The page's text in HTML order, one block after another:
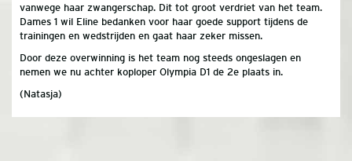
vanwege haar zwangerschap. Dit tot groot verdriet van het team.
Dames 1 wil Eline bedanken voor haar goede support tijdens de
trainingen en wedstrijden en gaat haar zeker missen.
Door deze overwinning is het team nog steeds ongeslagen en
nemen we nu achter koploper Olympia D1 de 2e plaats in.
(Natasja)